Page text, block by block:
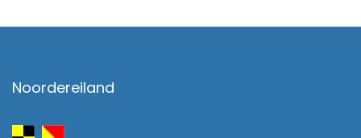
Noordereiland